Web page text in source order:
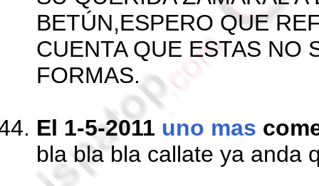
BETÚN,ESPERO QUE
CUENTA QUE ESTAS NO
FORMAS.
El 1-5-2011 uno mas
bla bla bla callate ya anda